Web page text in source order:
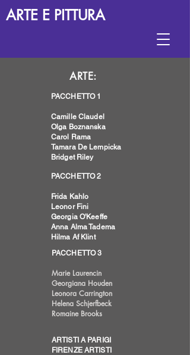
ARTE E PITTURA
ARTE:
PACCHETTO 1
Camille Claudel
Olga Boznanska
Carol Rama
Tamara De Lempicka
Bridget Riley
PACCHETTO 2
Frida Kahlo
Leonor Fini
Georgia O'Keeffe
Anna Alma Tadema
Hilma Af Klint
PACCHETTO 3
Marie Laurencin
Georgiana Houden
Leonora Carrington
Helena Schjerfbeck
Romaine Brooks
ARTISTI A PARIGI
FIRENZE ARTISTI